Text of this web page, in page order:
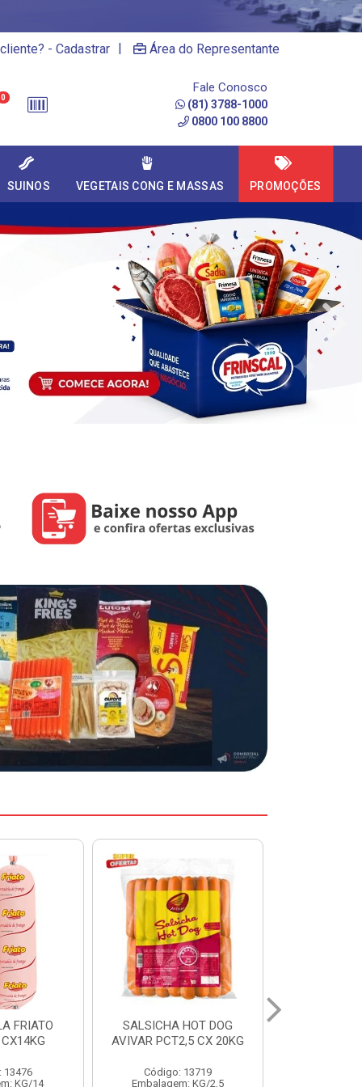
- Cadastrar | Área do Representante
0
Fale Conosco
(81) 3788-1000
0800 100 8800
SUINOS VEGETAIS CONG E MASSAS PROMOÇÕES
DOG
CX 20KG
13719
KG/2,5
LINGUICA TOSC SUINA
AURORA CX 25KG
Código: 1374
Embalagem: KG/5